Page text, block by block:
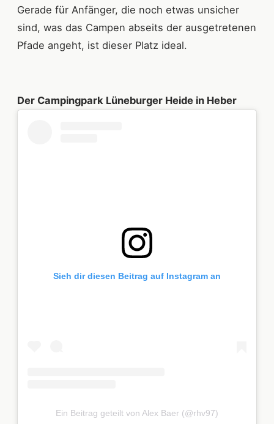
Gerade für Anfänger, die noch etwas unsicher
sind, was das Campen abseits der ausgetretenen
Pfade angeht, ist dieser Platz ideal.
Der Campingpark Lüneburger Heide in Heber
Sieh dir diesen Beitrag auf Instagram an
Ein Beitrag geteilt von Alex Baer (@rhv97)